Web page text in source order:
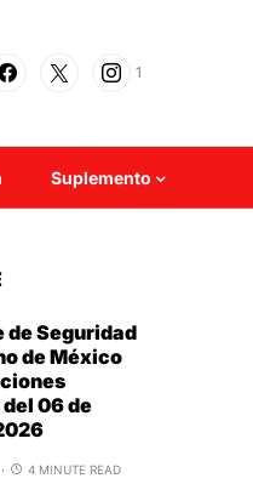
1
Suplemento
de Seguridad
de México
06 de
4 MINUTE READ